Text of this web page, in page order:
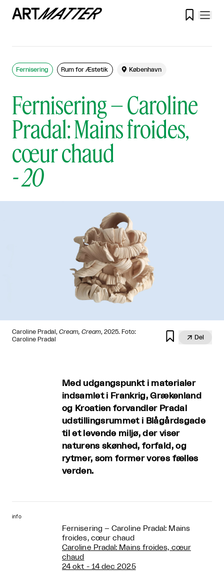

Fernisering – Caroline
Pradal: Mains froides,
cœur chaud
-20
Fernisering Rum for Æstetik  København
Caroline Pradal, Cream, Cream, 2025. Foto:
Caroline Pradal
  Del
Med udgangspunkt i materialer
indsamlet i Frankrig, Grækenland
og Kroatien forvandler Pradal
udstillingsrummet i Blågårdsgade
til et levende miljø, der viser
naturens skønhed, forfald, og
rytmer, som former vores fælles
verden.
info
Fernisering – Caroline Pradal: Mains
froides, cœur chaud
Caroline Pradal: Mains froides, cœur
chaud
24 okt - 14 dec 2025